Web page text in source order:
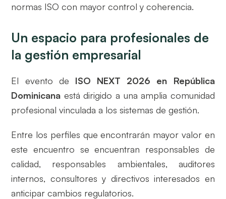
normas ISO con mayor control y coherencia.
Un espacio para profesionales de
la gestión empresarial
El evento de ISO NEXT 2026 en República
Dominicana está dirigido a una amplia comunidad
profesional vinculada a los sistemas de gestión.
Entre los perfiles que encontrarán mayor valor en
este encuentro se encuentran responsables de
calidad, responsables ambientales, auditores
internos, consultores y directivos interesados en
anticipar cambios regulatorios.